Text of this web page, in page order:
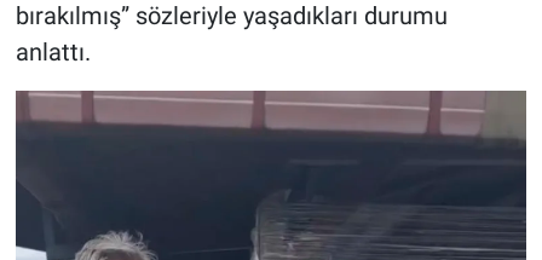
bırakılmış” sözleriyle yaşadıkları durumu
anlattı.